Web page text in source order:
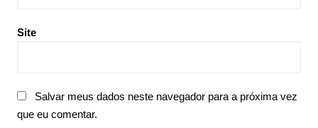
Site
Salvar meus dados neste navegador para a próxima vez
que eu comentar.